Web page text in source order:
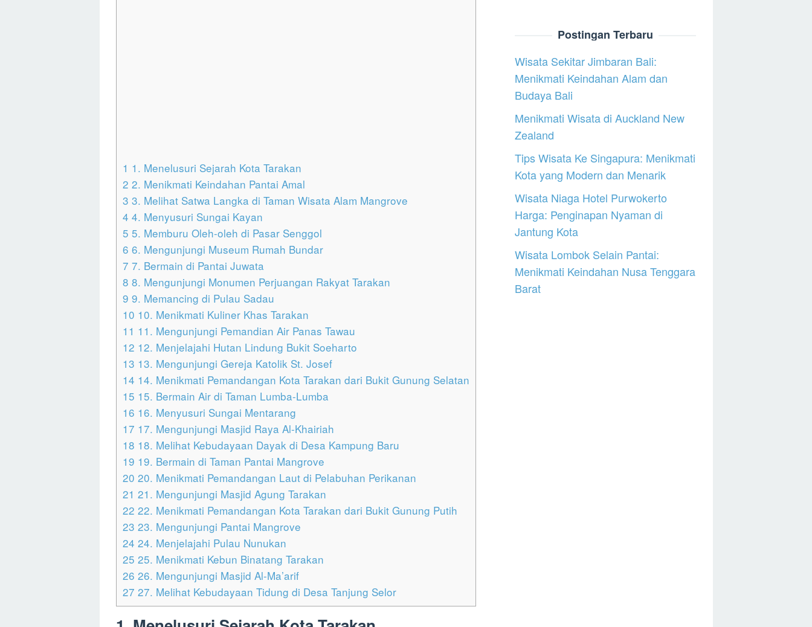
1 1. Menelusuri Sejarah Kota Tarakan
2 2. Menikmati Keindahan Pantai Amal
3 3. Melihat Satwa Langka di Taman Wisata Alam Mangrove
4 4. Menyusuri Sungai Kayan
5 5. Memburu Oleh-oleh di Pasar Senggol
6 6. Mengunjungi Museum Rumah Bundar
7 7. Bermain di Pantai Juwata
8 8. Mengunjungi Monumen Perjuangan Rakyat Tarakan
9 9. Memancing di Pulau Sadau
10 10. Menikmati Kuliner Khas Tarakan
11 11. Mengunjungi Pemandian Air Panas Tawau
12 12. Menjelajahi Hutan Lindung Bukit Soeharto
13 13. Mengunjungi Gereja Katolik St. Josef
14 14. Menikmati Pemandangan Kota Tarakan dari Bukit Gunung Selatan
15 15. Bermain Air di Taman Lumba-Lumba
16 16. Menyusuri Sungai Mentarang
17 17. Mengunjungi Masjid Raya Al-Khairiah
18 18. Melihat Kebudayaan Dayak di Desa Kampung Baru
19 19. Bermain di Taman Pantai Mangrove
20 20. Menikmati Pemandangan Laut di Pelabuhan Perikanan
21 21. Mengunjungi Masjid Agung Tarakan
22 22. Menikmati Pemandangan Kota Tarakan dari Bukit Gunung Putih
23 23. Mengunjungi Pantai Mangrove
24 24. Menjelajahi Pulau Nunukan
25 25. Menikmati Kebun Binatang Tarakan
26 26. Mengunjungi Masjid Al-Ma’arif
27 27. Melihat Kebudayaan Tidung di Desa Tanjung Selor
Postingan Terbaru
Wisata Sekitar Jimbaran Bali:
Menikmati Keindahan Alam dan
Budaya Bali
Menikmati Wisata di Auckland New
Zealand
Tips Wisata Ke Singapura: Menikmati
Kota yang Modern dan Menarik
Wisata Niaga Hotel Purwokerto
Harga: Penginapan Nyaman di
Jantung Kota
Wisata Lombok Selain Pantai:
Menikmati Keindahan Nusa Tenggara
Barat